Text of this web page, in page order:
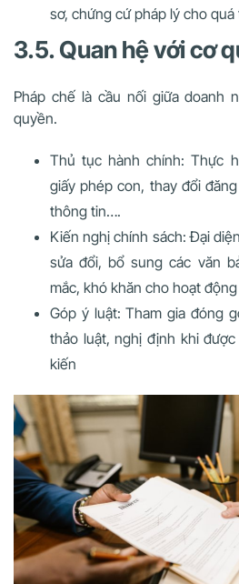
sơ, chứng cứ pháp lý cho
3.5. Quan hệ với cơ
Pháp chế là cầu nối giữa doanh
quyền.
Thủ tục hành chính: Thực
giấy phép con, thay đổi
thông tin….
Kiến nghị chính sách: Đại
sửa đổi, bổ sung các văn
mắc, khó khăn cho hoạt
Góp ý luật: Tham gia đóng
thảo luật, nghị định khi
kiến